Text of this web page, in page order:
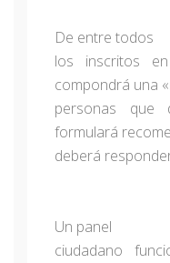
De entre todos
los inscritos
compondrá una
personas que
formulará
deberá
Un panel
ciudadano